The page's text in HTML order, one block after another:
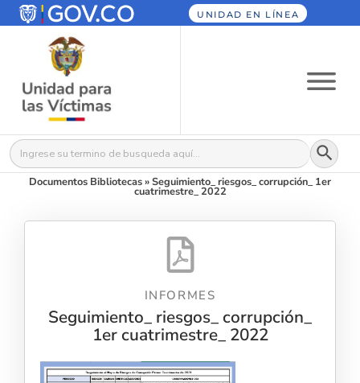
UNIDAD EN LÍNEA
Buscar: Botón
Documentos Bibliotecas»Seguimiento_ riesgos_ corrupción_ 1er
cuatrimestre_ 2022
INFORMES
Seguimiento_ riesgos_ corrupción_
1er cuatrimestre_ 2022